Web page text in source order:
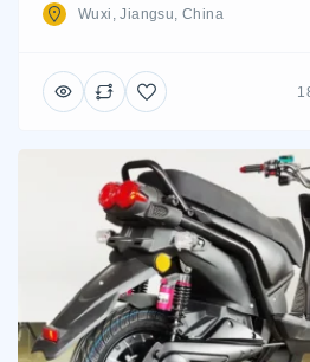
Wuxi, Jiangsu, China